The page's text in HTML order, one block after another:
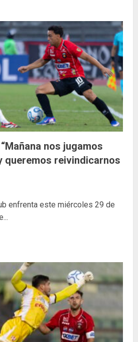
nos jugamos
queremos reivindicarnos
enfrenta este miércoles 29 de